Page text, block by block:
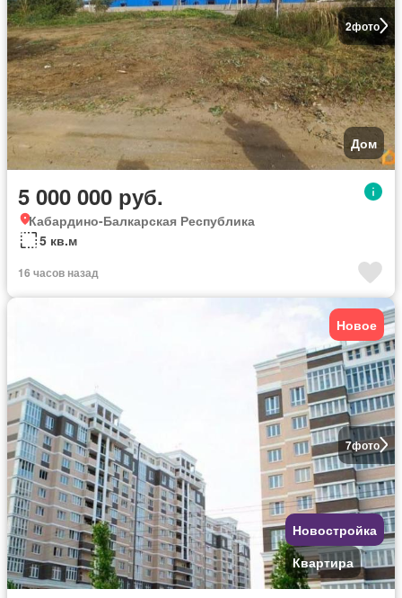
2фото
Дом
5 000 000 руб.
Кабардино-Балкарская Республика
5 кв.м
16 часов назад
7фото
Новое
Новостройка
Квартира